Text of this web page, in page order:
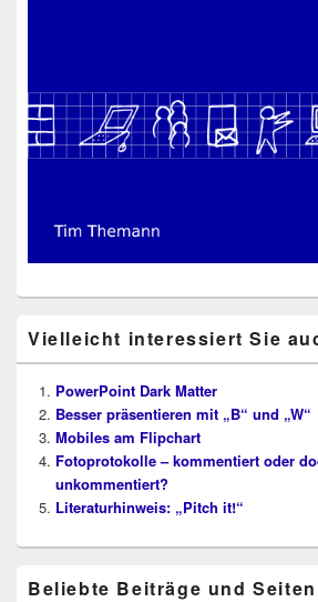
Vielleicht interessiert Sie
PowerPoint Dark Matter
Besser präsentieren mit „B“ und „W“
Mobiles am Flipchart
Fotoprotokolle – kommentiert oder
unkommentiert?
Literaturhinweis: „Pitch it!“
Beliebte Beiträge und Seiten